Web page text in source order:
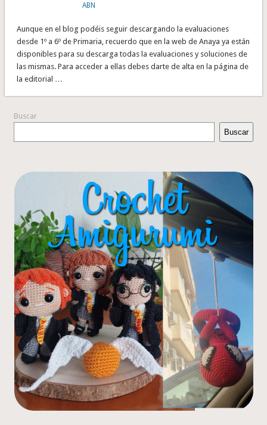
ABN
Aunque en el blog podéis seguir descargando la evaluaciones
desde 1º a 6º de Primaria, recuerdo que en la web de Anaya ya están
disponibles para su descarga todas la evaluaciones y soluciones de
las mismas. Para acceder a ellas debes darte de alta en la página de
la editorial …
Buscar
Buscar